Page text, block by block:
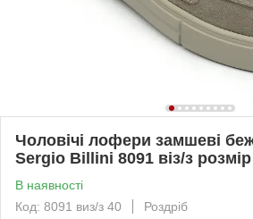
Чоловічі лофери замшеві
Sergio Billini 8091 віз/з
В наявності
Код: 8091 виз/з 40
Роздріб